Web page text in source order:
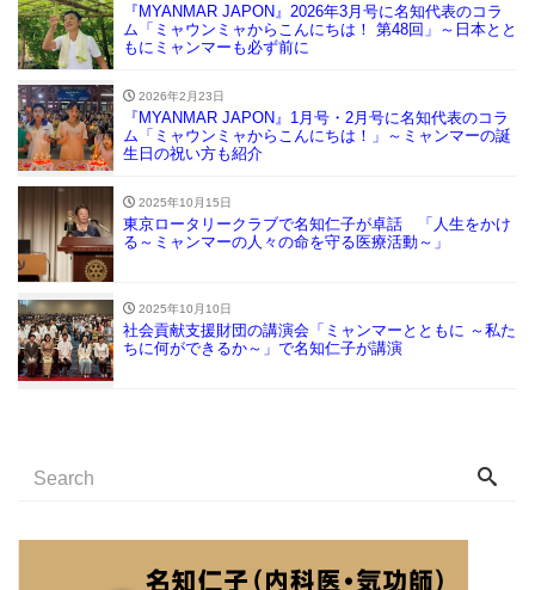
『MYANMAR JAPON』2026年3月号に名知代表のコラ
ム「ミャウンミャからこんにちは！ 第48回」～日本とと
もにミャンマーも必ず前に
2026年2月23日
『MYANMAR JAPON』1月号・2月号に名知代表のコラ
ム「ミャウンミャからこんにちは！」～ミャンマーの誕
生日の祝い方も紹介
2025年10月15日
東京ロータリークラブで名知仁子が卓話 「人生をかけ
る～ミャンマーの人々の命を守る医療活動～」
2025年10月10日
社会貢献支援財団の講演会「ミャンマーとともに ～私た
ちに何ができるか～」で名知仁子が講演